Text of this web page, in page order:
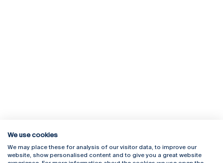
Rua Diogo Botelho 1327
4169-005 Porto
Campus Online
Webmail
We use cookies
We may place these for analysis of our visitor data, to improve our
website, show personalised content and to give you a great website